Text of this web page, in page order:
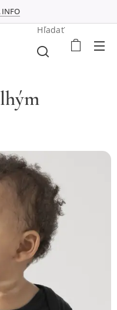
INFO
Hľadať